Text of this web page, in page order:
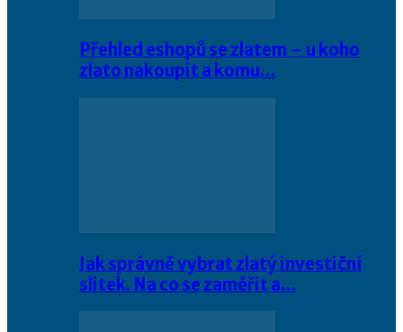
Přehled eshopů se zlatem – u koho
zlato nakoupit a komu…
Jak správně vybrat zlatý investiční
slitek. Na co se zaměřit a…